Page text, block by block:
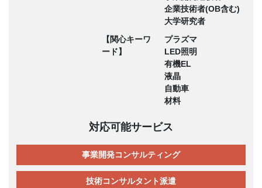
企業技術者(OB含む)
大学研究者
【関心キーワ
ード】
プラズマ
LED照明
有機EL
液晶
自動車
材料
対応可能サービス
事業開発コンサルティング
技術コンサルタント派遣